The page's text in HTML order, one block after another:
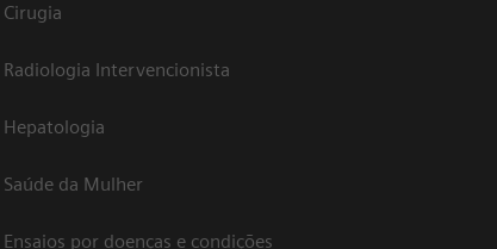
Cirugia
Radiologia Intervencionista
Hepatologia
Saúde da Mulher
Ensaios por doenças e condições